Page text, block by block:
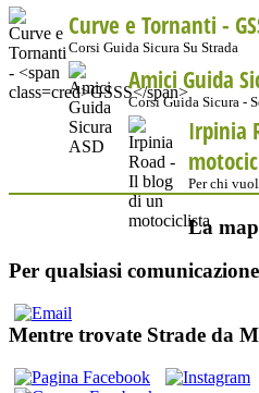
Curve e Tornanti -
Corsi Guida Sicura Su Strada
Amici Guida
Corsi Guida Sicura -
Irpinia
Per chi
La
Per qualsiasi
Mentre trovate Strade da